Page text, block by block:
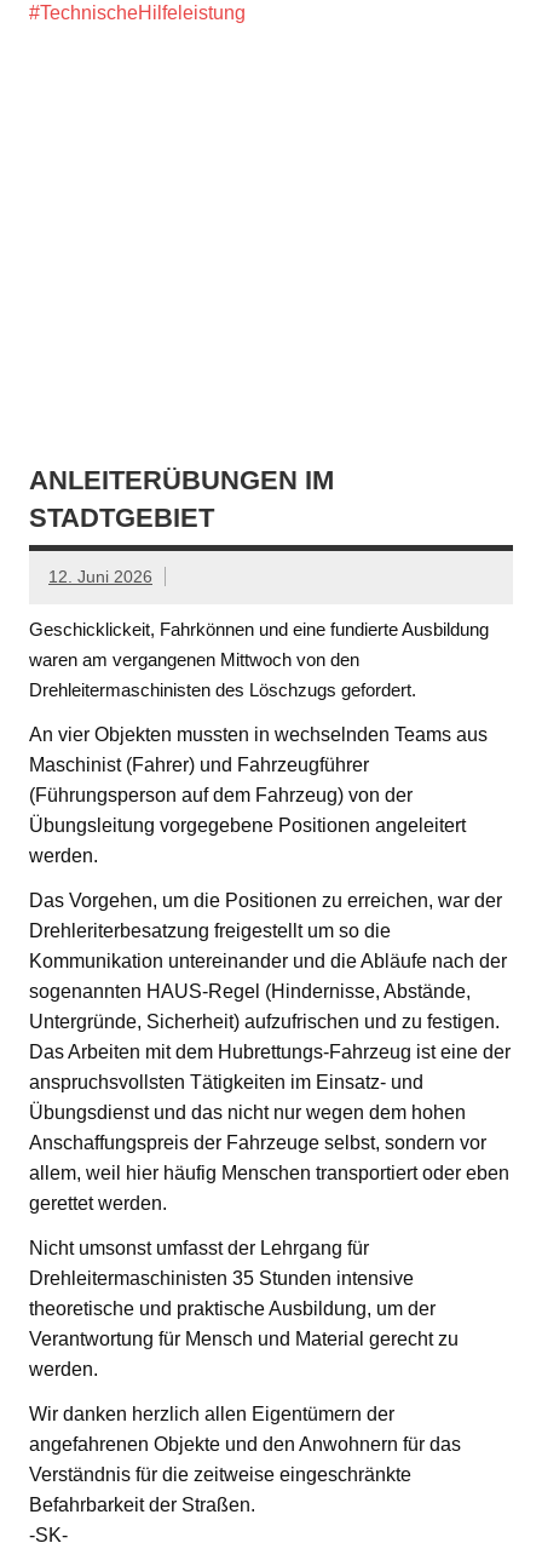
#TechnischeHilfeleistung
ANLEITERÜBUNGEN IM
STADTGEBIET
12. Juni 2026
Geschicklickeit, Fahrkönnen und eine fundierte Ausbildung
waren am vergangenen Mittwoch von den
Drehleitermaschinisten des Löschzugs gefordert.
An vier Objekten mussten in wechselnden Teams aus
Maschinist (Fahrer) und Fahrzeugführer
(Führungsperson auf dem Fahrzeug) von der
Übungsleitung vorgegebene Positionen angeleitert
werden.
Das Vorgehen, um die Positionen zu erreichen, war der
Drehleriterbesatzung freigestellt um so die
Kommunikation untereinander und die Abläufe nach der
sogenannten HAUS-Regel (Hindernisse, Abstände,
Untergründe, Sicherheit) aufzufrischen und zu festigen.
Das Arbeiten mit dem Hubrettungs-Fahrzeug ist eine der
anspruchsvollsten Tätigkeiten im Einsatz- und
Übungsdienst und das nicht nur wegen dem hohen
Anschaffungspreis der Fahrzeuge selbst, sondern vor
allem, weil hier häufig Menschen transportiert oder eben
gerettet werden.
Nicht umsonst umfasst der Lehrgang für
Drehleitermaschinisten 35 Stunden intensive
theoretische und praktische Ausbildung, um der
Verantwortung für Mensch und Material gerecht zu
werden.
Wir danken herzlich allen Eigentümern der
angefahrenen Objekte und den Anwohnern für das
Verständnis für die zeitweise eingeschränkte
Befahrbarkeit der Straßen.
-SK-